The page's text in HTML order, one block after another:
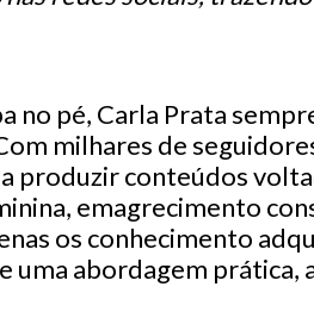
no pé, Carla Prata
milhares de
produzir conteúdos
emagrecimento
os conhecimento
uma abordagem prática,